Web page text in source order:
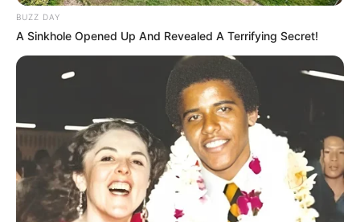
BUZZ DAY
A Sinkhole Opened Up And Revealed A Terrifying Secret!